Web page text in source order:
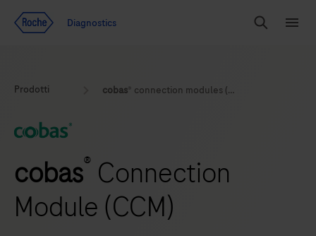
Diagnostics
Search
Prodotti cobas ® connection modules (CCM)
cobas® Connection
Module (CCM)